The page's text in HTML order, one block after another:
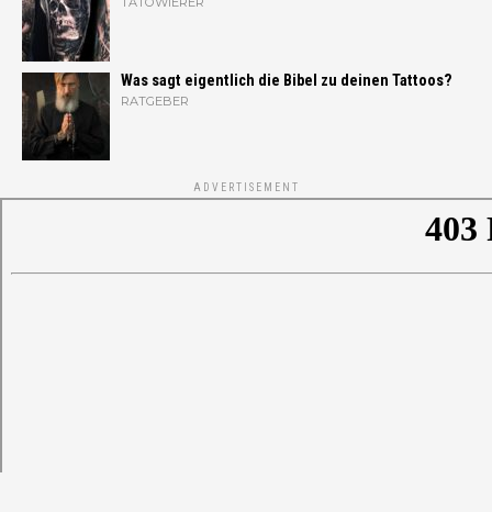
Was sagt eigentlich die Bibel zu deinen Tattoos?
RATGEBER
ADVERTISEMENT